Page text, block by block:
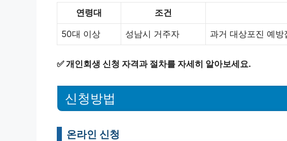
연령대 조건
50대 이상 성남시 거주자 과거 대상포진 예
✅개인회생 신청 자격과 절차를 자세히 알아보세요.
신청방법
온라인 신청